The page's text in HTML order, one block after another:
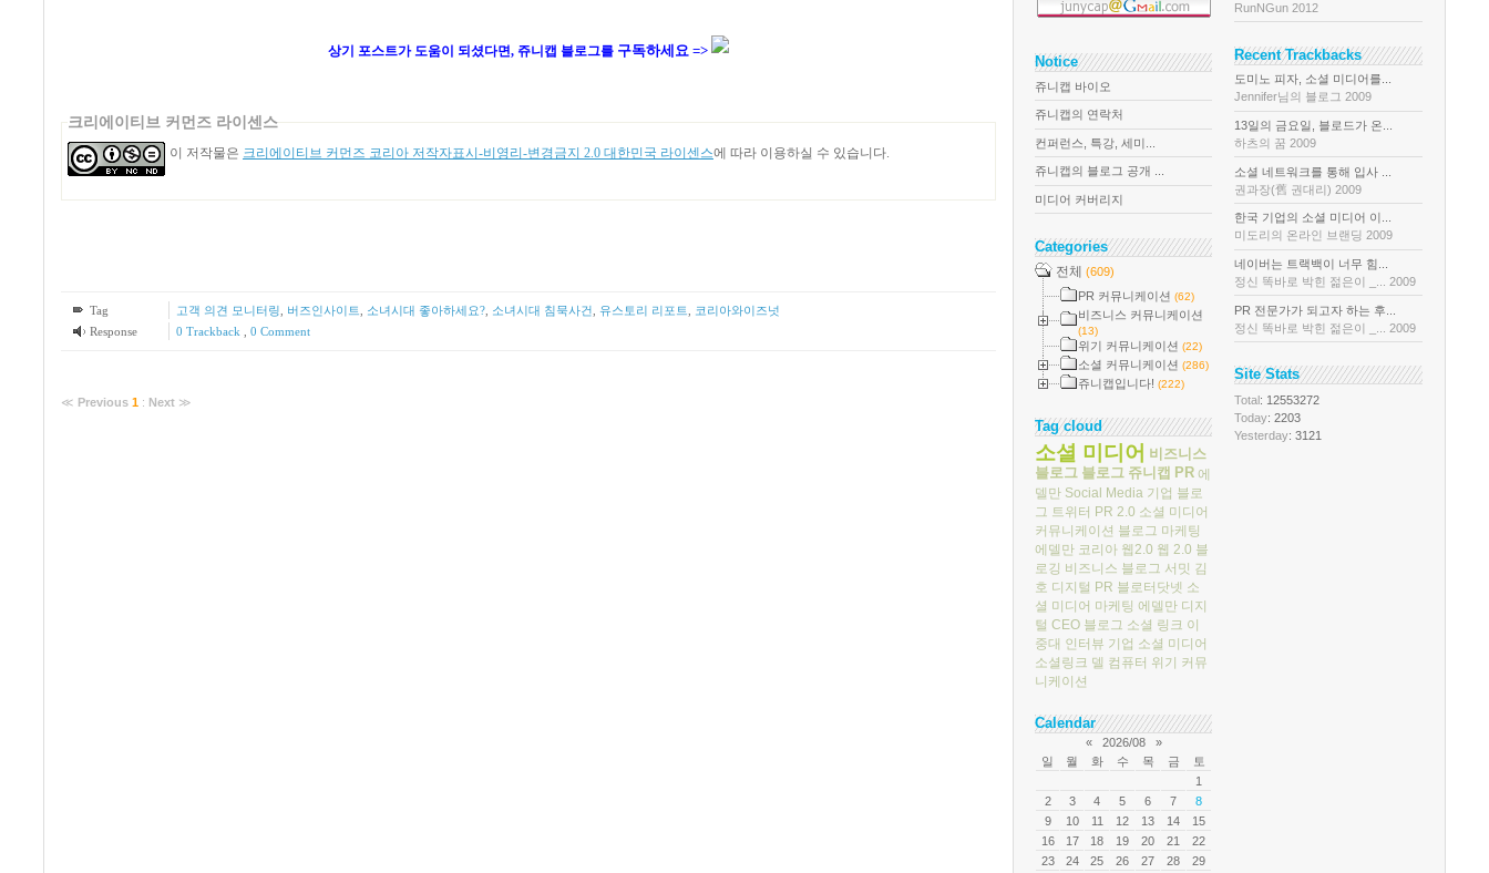
상기 포스트가 도움이 되셨다면, 쥬니캡 블로그를 구독하세요 =>
크리에이티브 커먼즈 라이센스
이 저작물은 크리에이티브 커먼즈 코리아 저작자표시-비영리-변경금지 2.0 대한민국 라이센스에 따라 이용하실 수 있습니다.
Tag 고객 의견 모니터링 버즈인사이트 소녀시대 좋아하세요?, 소녀시대 침묵사건 유스토리 리포트
코리아와이즈넛
Response
0 Trackback , 0 Comment
≪ Previous 1 : Next ≫
Notice
쥬니캡 바이오
쥬니캡의 연락처
컨퍼런스, 특강, 세미...
쥬니캡의 블로그 공개 ...
미디어 커버리지
Categories
전체 (609)
PR 커뮤니케이션 (62)
비즈니스 커뮤니케이션
(13)
위기 커뮤니케이션 (22)
소셜 커뮤니케이션 (286)
쥬니캡입니다! (222)
Tag cloud
소셜 미디어 비즈니스
블로그 블로그 쥬니캡 PR 에
델만 Social Media 기업 블로
그 트위터 PR 2.0 소셜 미디어
커뮤니케이션 블로그 마케팅
에델만 코리아 웹2.0 웹 2.0 블
로깅 비즈니스 블로그 서밋 김
호 디지털 PR 블로터닷넷 소
셜 미디어 마케팅 에델만 디지
털 CEO 블로그 소셜 링크 이
중대 인터뷰 기업 소셜 미디어
소셜링크 델 컴퓨터 위기 커뮤
니케이션
Calendar
« 2026/08
»
일
월 화 수 목 금
토
1
2
3 4 5 6 7
8
9
10 11 12 13 14
15
16
17 18 19 20 21
22
23
24 25 26 27 28 29
RunNGun 2012
Recent Trackbacks
도미노 피자, 소셜 미디어를...
Jennifer님의 블로그 2009
13일의 금요일, 블로드가 온...
하츠의 꿈 2009
소셜 네트워크를 통해 입사 ...
권과장(舊 권대리) 2009
한국 기업의 소셜 미디어 이...
미도리의 온라인 브랜딩 2009
네이버는 트랙백이 너무 힘...
정신 똑바로 박힌 젊은이 _... 2009
PR 전문가가 되고자 하는 후...
정신 똑바로 박힌 젊은이 _... 2009
Site Stats
Total: 12553272
Today: 2203
Yesterday: 3121